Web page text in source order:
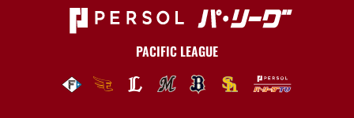
PACIFIC LEAGUE